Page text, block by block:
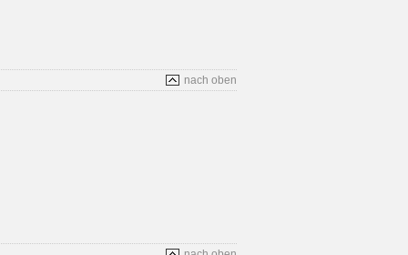
nach oben